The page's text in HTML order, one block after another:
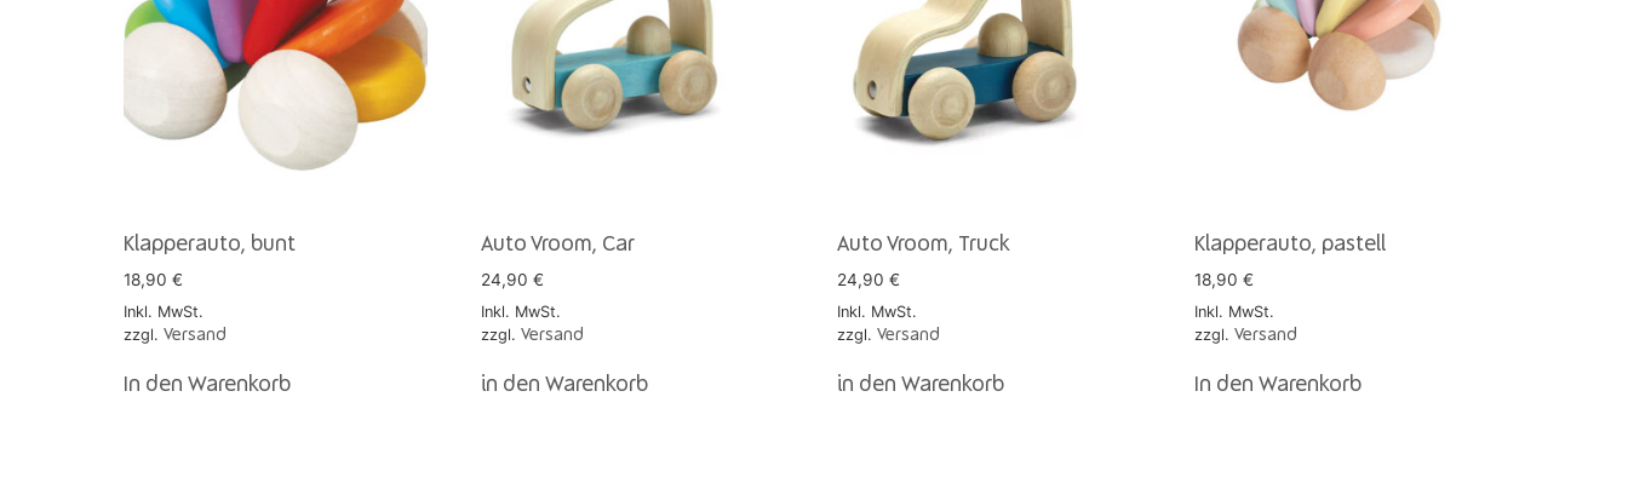
Klapperauto, bunt
18,90 €
Inkl. MwSt.
zzgl. Versand
In den Warenkorb
Auto Vroom, Car
24,90 €
Inkl. MwSt.
zzgl. Versand
in den Warenkorb
Auto Vroom, Truck
24,90€
Inkl. MwSt.
zzgl.Versand
in den Warenkorb
Klapperauto, pastell
18,90€
Inkl. MwSt.
zzgl.Versand
In den Warenkorb